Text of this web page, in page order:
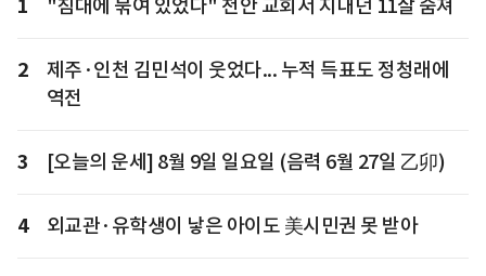
1 "침대에 묶여 있었다" 천안 교회서 지내던 11살 숨져
2
제주·인천 김민석이 웃었다... 누적 득표도 정청래에
역전
3 [오늘의 운세] 8월 9일 일요일 (음력 6월 27일 乙卯)
4 외교관·유학생이 낳은 아이도 美시민권 못 받아